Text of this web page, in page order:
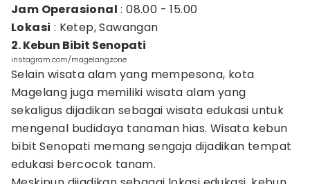
Jam Operasional : 08.00 - 15.00
Lokasi : Ketep, Sawangan
2. Kebun Bibit Senopati
instagram.com/magelangzone
Selain wisata alam yang mempesona, kota
Magelang juga memiliki wisata alam yang
sekaligus dijadikan sebagai wisata edukasi untuk
mengenal budidaya tanaman hias. Wisata kebun
bibit Senopati memang sengaja dijadikan tempat
edukasi bercocok tanam.